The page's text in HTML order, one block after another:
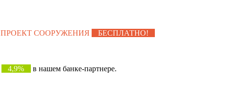
ПРОЕКТ СООРУЖЕНИЯ БЕСПЛАТНО!
4,9%
в нашем банке-партнере.